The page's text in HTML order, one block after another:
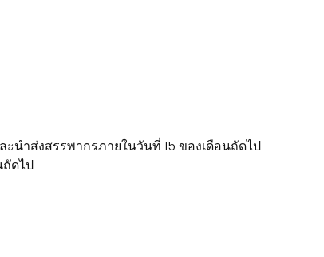
นำส่งสรรพากรภายในวันที่ 15 ของเดือนถัดไป
ดไป